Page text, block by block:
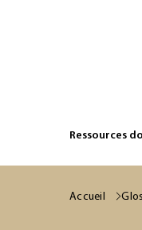
Ressources
Accueil